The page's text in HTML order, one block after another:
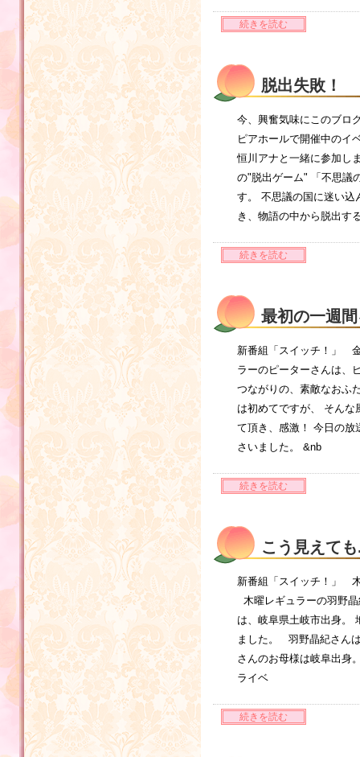
続きを読む
脱出失敗！
今、興奮気味にこのブロ
ピアホールで開催中のイ
恒川アナと一緒に参加し
の"脱出ゲーム" 「不思議
す。 不思議の国に迷い込
き、物語の中から脱出す
続きを読む
最初の一週
新番組「スイッチ！」
ラーのピーターさんは
つながりの、素敵なおふ
は初めてですが、 そん
て頂き、感激！ 今日の放
さいました。 &nb
続きを読む
こう見えて
新番組「スイッチ！」
木曜レギュラーの羽野
は、岐阜県土岐市出身。
ました。 羽野晶紀さん
さんのお母様は岐阜出身
ライベ
続きを読む